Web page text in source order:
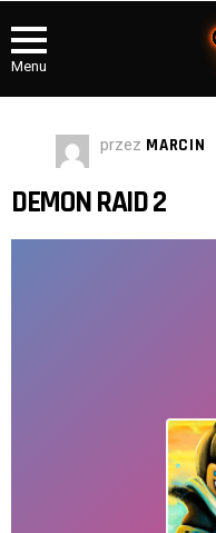
Menu
przez MARCIN
DEMON RAID 2